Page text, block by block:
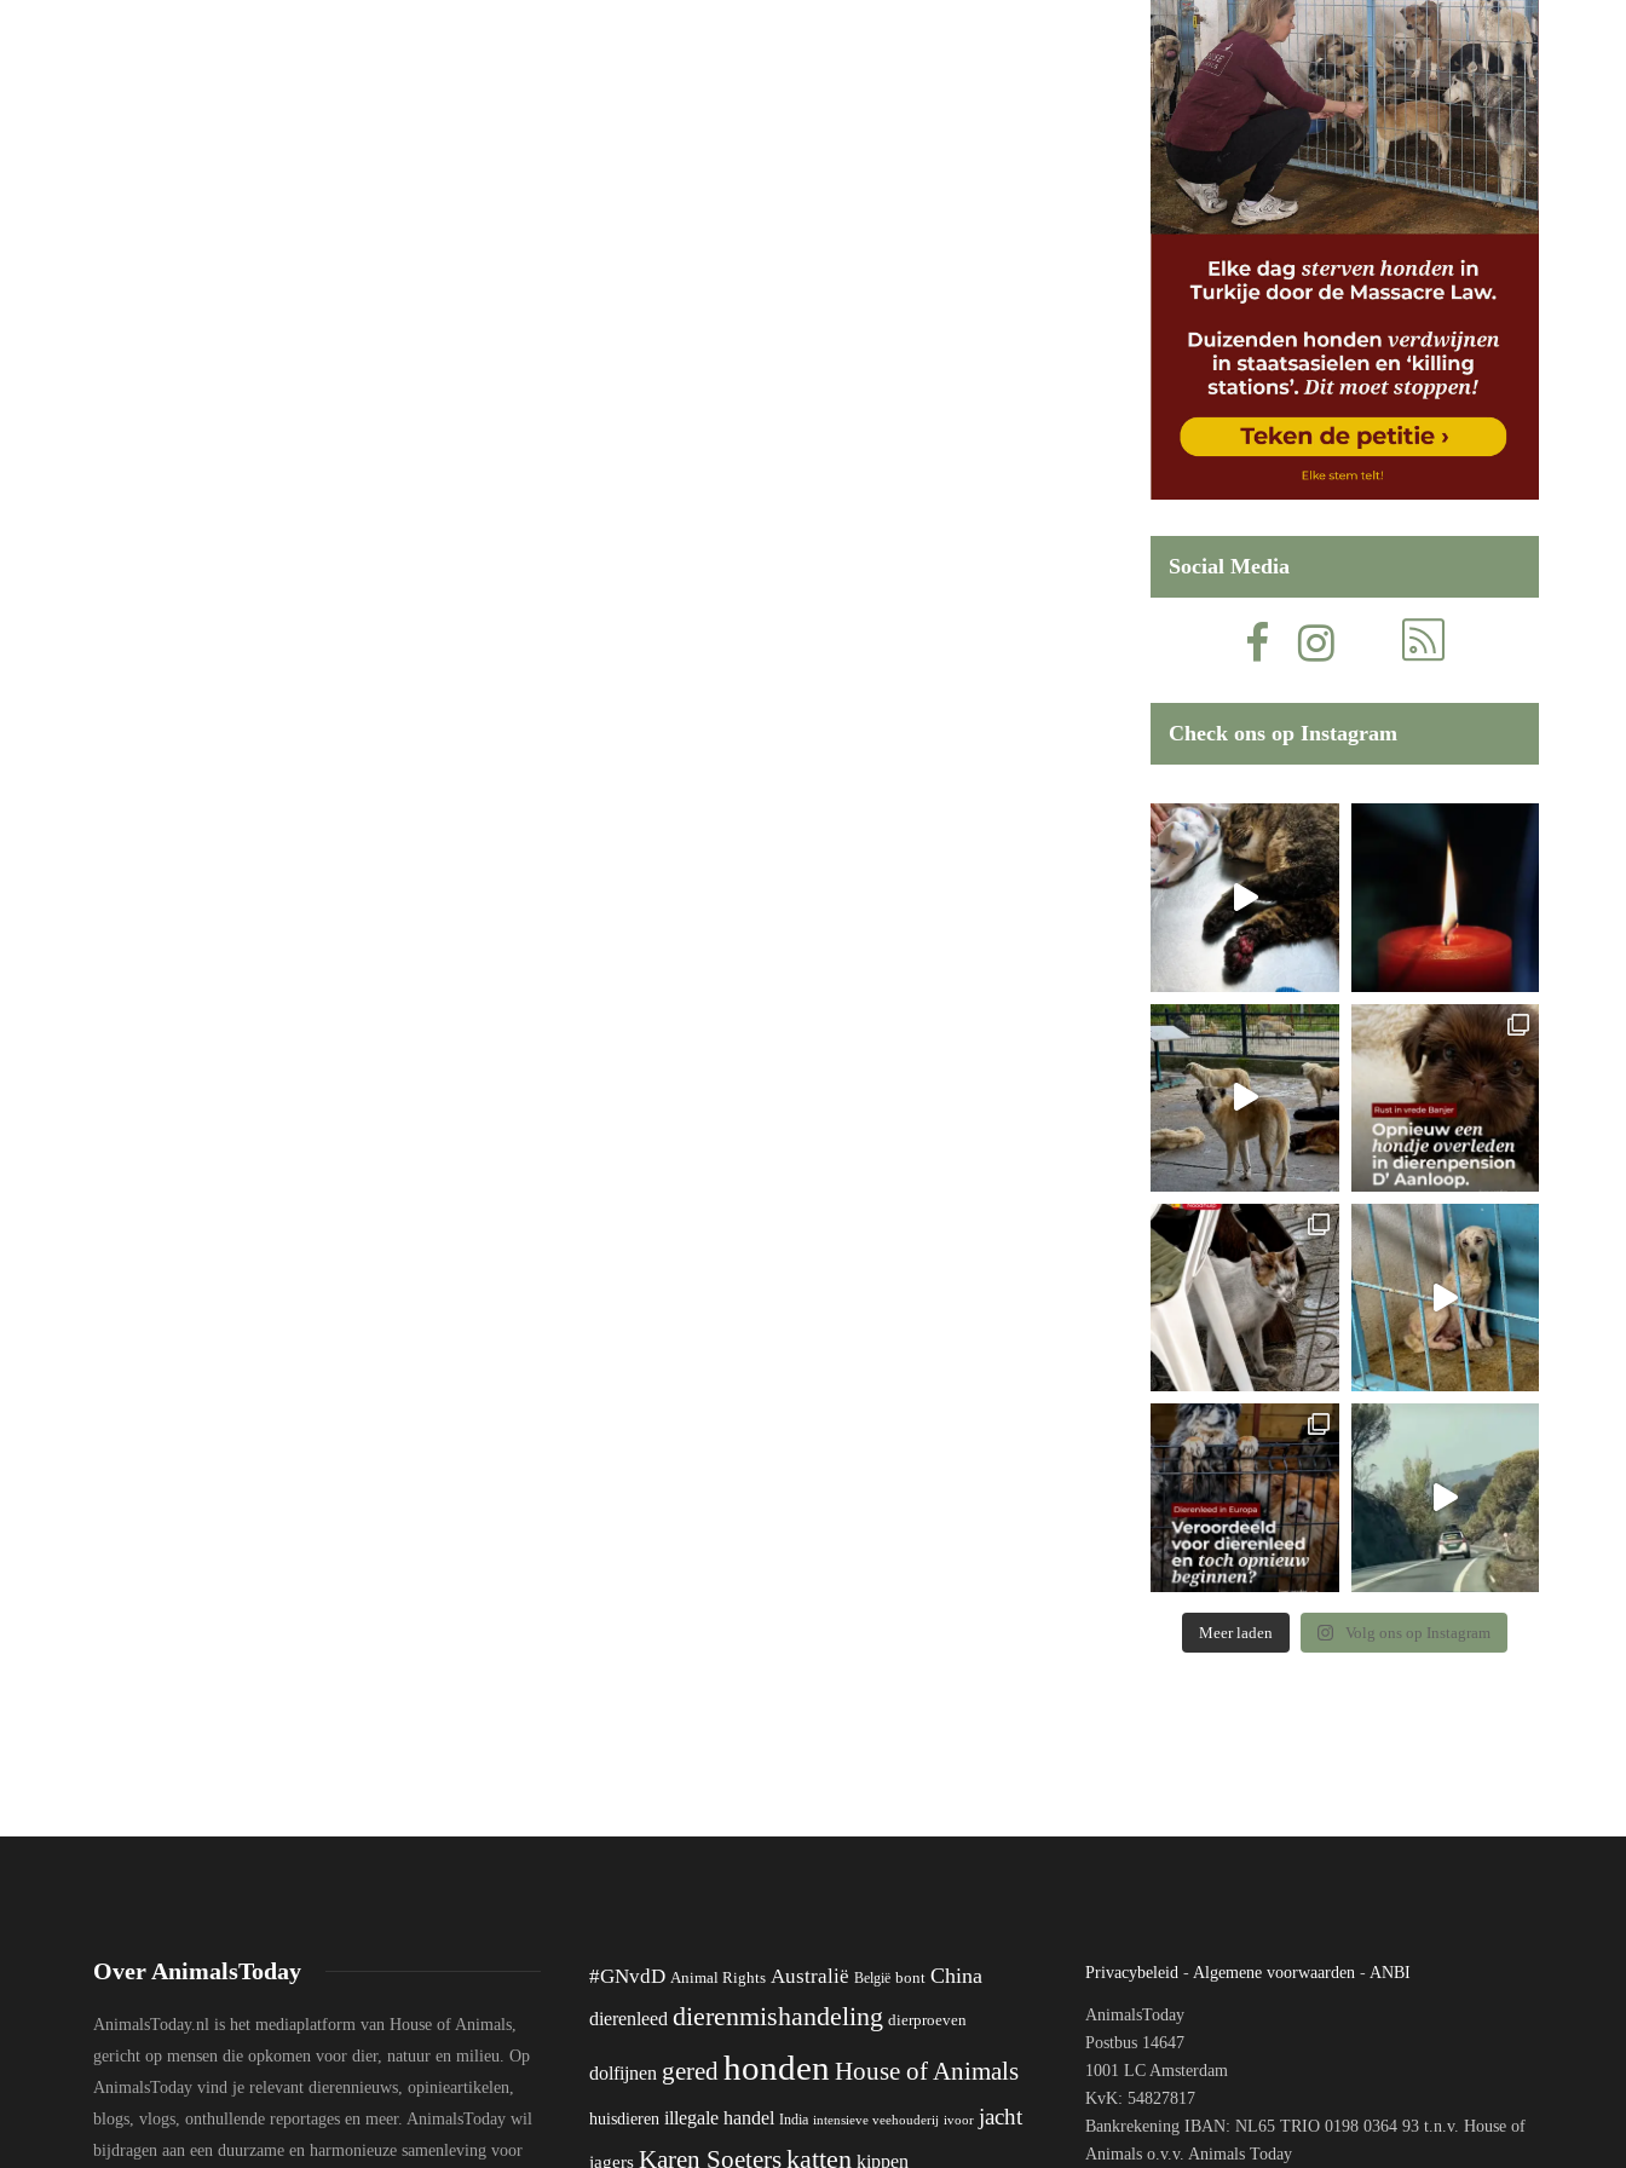
Social Media
Check ons op Instagram
Meer laden Volg ons op Instagram
Over AnimalsToday
AnimalsToday.nl is het mediaplatform van House of Animals,
gericht op mensen die opkomen voor dier, natuur en milieu. Op
AnimalsToday vind je relevant dierennieuws, opinieartikelen,
blogs, vlogs, onthullende reportages en meer. AnimalsToday wil
bijdragen aan een duurzame en harmonieuze samenleving voor
#GNvdD Animal Rights Australië België bont China
dierenleed dierenmishandeling dierproeven
dolfijnen gered honden House of Animals
huisdieren illegale handel India intensieve veehouderij ivoor jacht
jagers Karen Soeterskatten kippen
Privacybeleid - Algemene voorwaarden - ANBI
AnimalsToday
Postbus 14647
1001 LC Amsterdam
KvK: 54827817
Bankrekening IBAN: NL65 TRIO 0198 0364 93 t.n.v. House of
Animals o.v.v. Animals Today